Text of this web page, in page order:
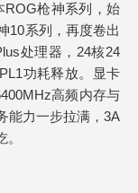
ROG枪神系列，始
10系列，再度卷出
处理器，24核24
功耗释放。显卡
高频内存与
能力一步拉满，3A